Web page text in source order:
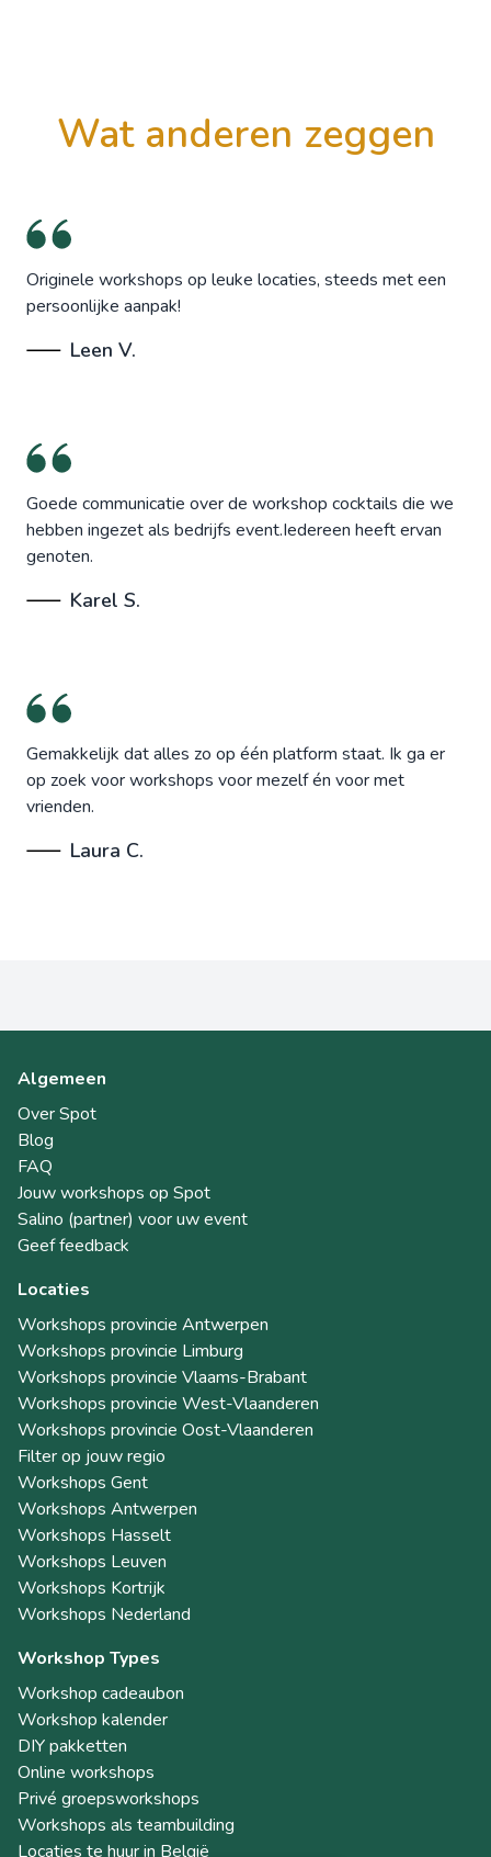
wat anderen zeggen
Originele workshops op leuke locaties, steeds met een
persoonlijke aanpak!
Leen V.
Goede communicatie over de workshop cocktails die we
hebben ingezet als bedrijfs event.Iedereen heeft ervan
genoten.
Karel S.
Gemakkelijk dat alles zo op één platform staat. Ik ga er
op zoek voor workshops voor mezelf én voor met
vrienden.
Laura C.
Algemeen
Over Spot
Blog
FAQ
Jouw workshops op Spot
Salino (partner) voor uw event
Geef feedback
Locaties
Workshops provincie Antwerpen
Workshops provincie Limburg
Workshops provincie Vlaams-Brabant
Workshops provincie West-Vlaanderen
Workshops provincie Oost-Vlaanderen
Filter op jouw regio
Workshops Gent
Workshops Antwerpen
Workshops Hasselt
Workshops Leuven
Workshops Kortrijk
Workshops Nederland
Workshop Types
Workshop cadeaubon
Workshop kalender
DIY pakketten
Online workshops
Privé groepsworkshops
Workshops als teambuilding
Locaties te huur in België